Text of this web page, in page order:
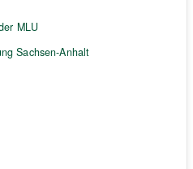
MLU
Sachsen-Anhalt